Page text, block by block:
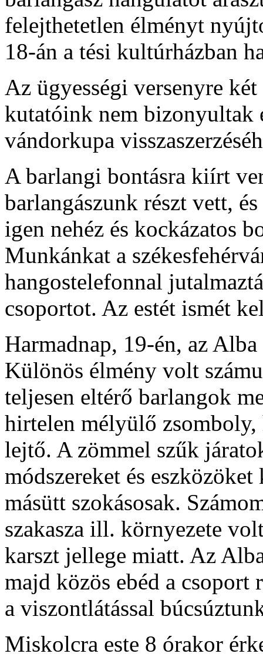
felejthetetlen élményt
18-án a tési kultúrházban
Az ügyességi versenyre
kutatóink nem bizonyultak
vándorkupa
A barlangi bontásra kiírt
barlangászunk részt vett,
igen nehéz és kockázatos
Munkánkat a
hangostelefonnal
csoportot. Az estét ismét
Harmadnap, 19-én, az
Különös élmény volt
teljesen eltérő barlangok
hirtelen mélyülő zsomboly,
lejtő. A zömmel szűk
módszereket és
másütt szokásosak.
szakasza ill. környezete
karszt jellege miatt. Az
majd közös ebéd a csoport
a viszontlátással
Miskolcra este 8 órakor